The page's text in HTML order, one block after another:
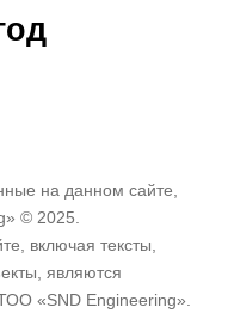
на данном сайте,
© 2025.
включая тексты,
являются
«SND Engineering».